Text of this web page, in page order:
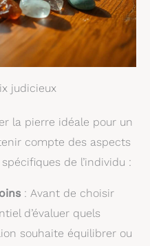
judicieux
la pierre idéale pour un
compte des aspects
de l’individu :
: Avant de choisir
d’évaluer quels
souhaite équilibrer ou